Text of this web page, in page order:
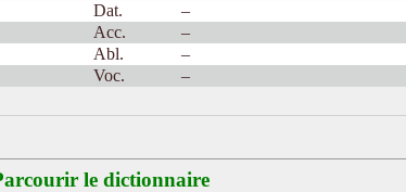
Dat.
–
Acc.
–
Abl.
–
Voc.
–
le dictionnaire